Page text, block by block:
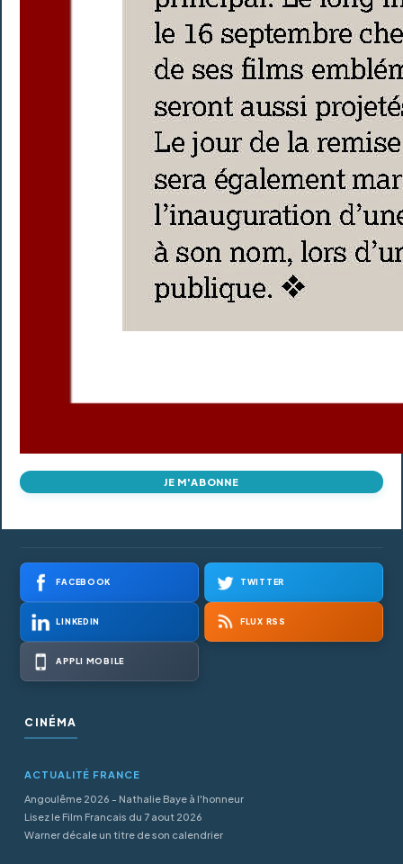
JE M'ABONNE
FACEBOOK TWITTER
LINKEDIN FLUX RSS
APPLI MOBILE
CINÉMA
ACTUALITÉ FRANCE
Angoulême 2026 - Nathalie Baye à l'honneur
Lisez le Film Francais du 7 aout 2026
Warner décale un titre de son calendrier